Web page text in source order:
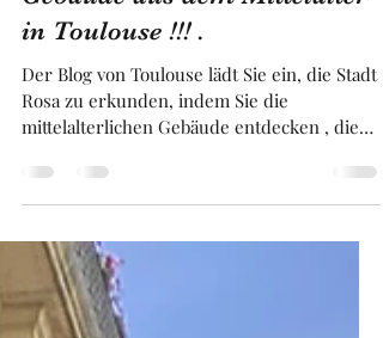
Franck BRUGUIERE
4 Min. Lesezeit
Gebäude aus dem Mittelalter
mittelalterlichen Gebäude entdecken , die
überall im Stadtzentrum von Toulouse zu
finden sind . Es gibt zwei Arten von
Gebäudekonstruktionen aus dem Mittelalter